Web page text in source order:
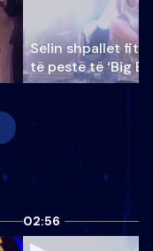
Selin shpallet
të pestë të ‘Big
02:56